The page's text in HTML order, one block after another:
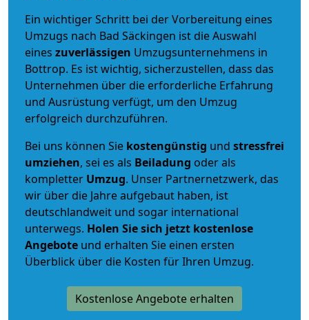
Ein wichtiger Schritt bei der Vorbereitung eines
Umzugs nach Bad Säckingen ist die Auswahl
eines zuverlässigen Umzugsunternehmens in
Bottrop. Es ist wichtig, sicherzustellen, dass das
Unternehmen über die erforderliche Erfahrung
und Ausrüstung verfügt, um den Umzug
erfolgreich durchzuführen.
Bei uns können Sie kostengünstig und stressfrei
umziehen, sei es als Beiladung oder als
kompletter Umzug. Unser Partnernetzwerk, das
wir über die Jahre aufgebaut haben, ist
deutschlandweit und sogar international
unterwegs. Holen Sie sich jetzt kostenlose
Angebote und erhalten Sie einen ersten
Überblick über die Kosten für Ihren Umzug.
Kostenlose Angebote erhalten